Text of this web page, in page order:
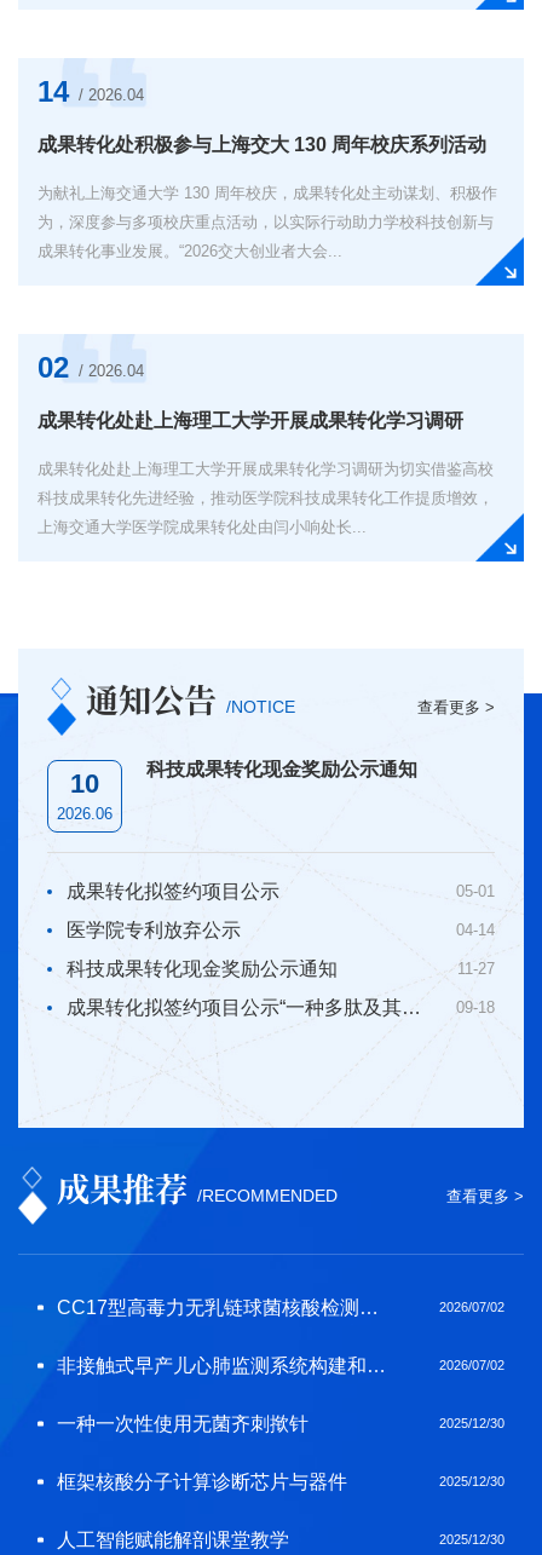
14 / 2026.04
成果转化处积极参与上海交大 130 周年校庆系列活动
​为献礼上海交通大学 130 周年校庆，成果转化处主动谋划、积极作
为，深度参与多项校庆重点活动，以实际行动助力学校科技创新与
成果转化事业发展。“2026交大创业者大会...
02 / 2026.04
成果转化处赴上海理工大学开展成果转化学习调研
成果转化处赴上海理工大学开展成果转化学习调研为切实借鉴高校
科技成果转化先进经验，推动医学院科技成果转化工作提质增效，
上海交通大学医学院成果转化处由闫小响处长...
通知公告 /NOTICE 查看更多 >
10
2026.06
科技成果转化现金奖励公示通知
成果转化拟签约项目公示 05-01
医学院专利放弃公示 04-14
科技成果转化现金奖励公示通知 11-27
成果转化拟签约项目公示“一种多肽及其应用”专利排他许可 09-18
成果推荐 /RECOMMENDED 查看更多 >
CC17型高毒力无乳链球菌核酸检测试剂盒 2026/07/02
非接触式早产儿心肺监测系统构建和应用 2026/07/02
一种一次性使用无菌齐刺揿针 2025/12/30
框架核酸分子计算诊断芯片与器件 2025/12/30
人工智能赋能解剖课堂教学 2025/12/30